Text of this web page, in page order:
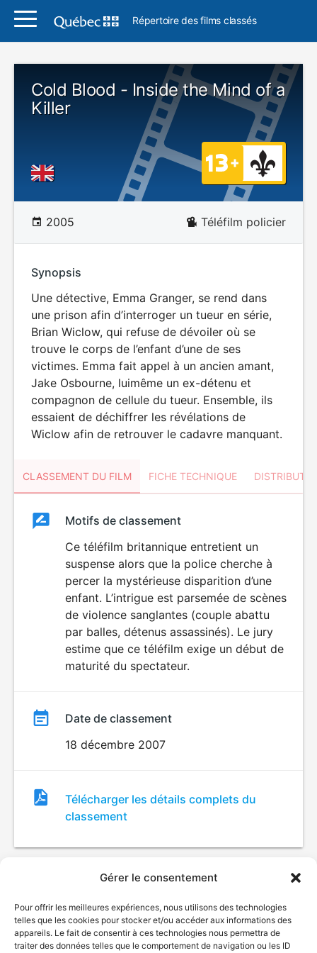
Gérer le consentement
Pour offrir les meilleures expériences, nous utilisons des technologies
telles que les cookies pour stocker et/ou accéder aux informations des
appareils. Le fait de consentir à ces technologies nous permettra de
traiter des données telles que le comportement de navigation ou les ID
Répertoire des films classés
Cold Blood - Inside the Mind of a
Killer
2005 Téléfilm policier
Synopsis
Une détective, Emma Granger, se rend dans
une prison afin d’interroger un tueur en série,
Brian Wiclow, qui refuse de dévoiler où se
trouve le corps de l’enfant d’une de ses
victimes. Emma fait appel à un ancien amant,
Jake Osbourne, luimême un ex-détenu et
compagnon de cellule du tueur. Ensemble, ils
essaient de déchiffrer les révélations de
Wiclow afin de retrouver le cadavre manquant.
CLASSEMENT DU FILM FICHE TECHNIQUE
ClassementClassement
Motifs de classement
Ce téléfilm britannique entretient un
suspense alors que la police cherche à
percer la mystérieuse disparition d’une
enfant. L’intrigue est parsemée de scènes
de violence sanglantes (couple abattu
par balles, détenus assassinés). Le jury
estime que ce téléfilm exige un début de
maturité du spectateur.
Date de classement
18 décembre 2007
Fichier
de
classement
Télécharger les détails complets du
classement